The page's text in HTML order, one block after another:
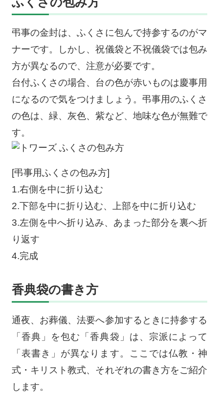
弔事の金封は、ふくさに包んで持参するのがマ
ナーです。しかし、祝儀袋と不祝儀袋では包み
方が異なるので、注意が必要です。
台付ふくさの場合、台の色が赤いものは慶事用
になるので気をつけましょう。弔事用のふくさ
の色は、緑、灰色、紫など、地味な色が無難で
す。
[弔事用ふくさの包み方]
1.右側を中に折り込む
2.下部を中に折り込む、上部を中に折り込む
3.左側を中へ折り込み、あまった部分を裏へ折
り返す
4.完成
香典袋の書き方
通夜、お葬儀、法要へ参加するときに持参する
「香典」を包む「香典袋」は、宗派によって
「表書き」が異なります。ここでは仏教・神
式・キリスト教式、それぞれの書き方をご紹介
します。